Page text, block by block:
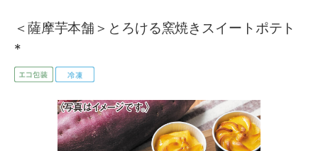
＜薩摩芋本舗＞とろける窯焼きスイートポテト
*